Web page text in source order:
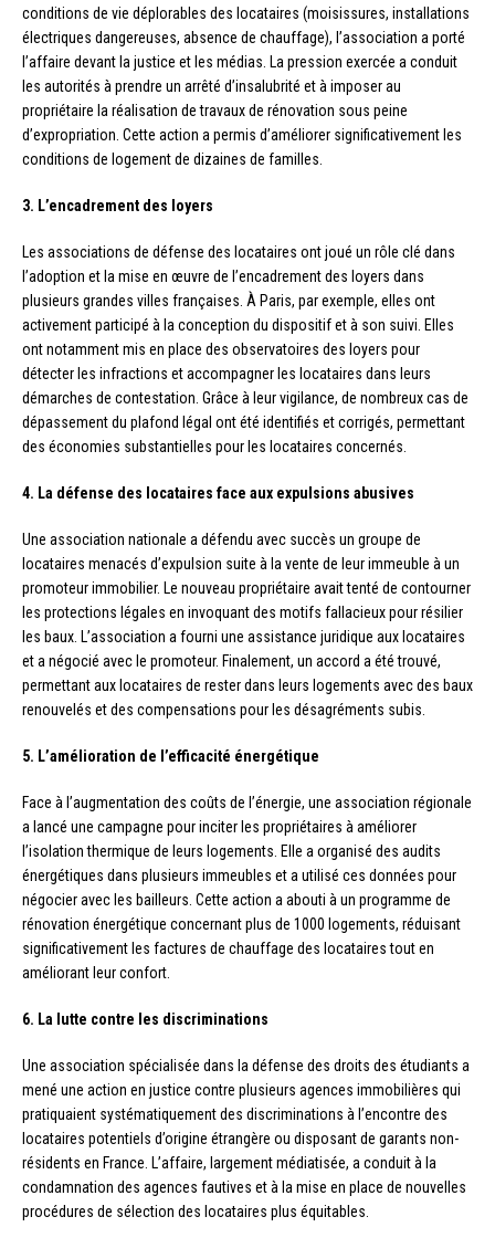
conditions de vie déplorables des locataires (moisissures, installations
électriques dangereuses, absence de chauffage), l’association a porté
l’affaire devant la justice et les médias. La pression exercée a conduit
les autorités à prendre un arrêté d’insalubrité et à imposer au
propriétaire la réalisation de travaux de rénovation sous peine
d’expropriation. Cette action a permis d’améliorer significativement les
conditions de logement de dizaines de familles.
3. L’encadrement des loyers
Les associations de défense des locataires ont joué un rôle clé dans
l’adoption et la mise en œuvre de l’encadrement des loyers dans
plusieurs grandes villes françaises. À Paris, par exemple, elles ont
activement participé à la conception du dispositif et à son suivi. Elles
ont notamment mis en place des observatoires des loyers pour
détecter les infractions et accompagner les locataires dans leurs
démarches de contestation. Grâce à leur vigilance, de nombreux cas de
dépassement du plafond légal ont été identifiés et corrigés, permettant
des économies substantielles pour les locataires concernés.
4. La défense des locataires face aux expulsions abusives
Une association nationale a défendu avec succès un groupe de
locataires menacés d’expulsion suite à la vente de leur immeuble à un
promoteur immobilier. Le nouveau propriétaire avait tenté de contourner
les protections légales en invoquant des motifs fallacieux pour résilier
les baux. L’association a fourni une assistance juridique aux locataires
et a négocié avec le promoteur. Finalement, un accord a été trouvé,
permettant aux locataires de rester dans leurs logements avec des baux
renouvelés et des compensations pour les désagréments subis.
5. L’amélioration de l’efficacité énergétique
Face à l’augmentation des coûts de l’énergie, une association régionale
a lancé une campagne pour inciter les propriétaires à améliorer
l’isolation thermique de leurs logements. Elle a organisé des audits
énergétiques dans plusieurs immeubles et a utilisé ces données pour
négocier avec les bailleurs. Cette action a abouti à un programme de
rénovation énergétique concernant plus de 1000 logements, réduisant
significativement les factures de chauffage des locataires tout en
améliorant leur confort.
6. La lutte contre les discriminations
Une association spécialisée dans la défense des droits des étudiants a
mené une action en justice contre plusieurs agences immobilières qui
pratiquaient systématiquement des discriminations à l’encontre des
locataires potentiels d’origine étrangère ou disposant de garants non-
résidents en France. L’affaire, largement médiatisée, a conduit à la
condamnation des agences fautives et à la mise en place de nouvelles
procédures de sélection des locataires plus équitables.